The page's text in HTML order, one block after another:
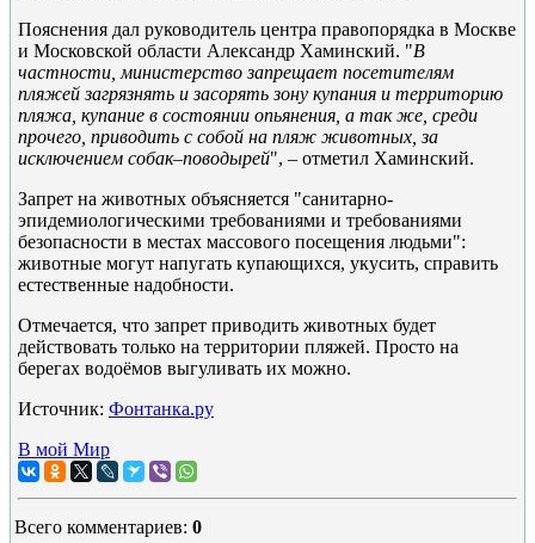
Пояснения дал руководитель центра правопорядка в Москве
и Московской области Александр Хаминский. "В
частности, министерство запрещает посетителям
пляжей загрязнять и засорять зону купания и территорию
пляжа, купание в состоянии опьянения, а так же, среди
прочего, приводить с собой на пляж животных, за
исключением собак–поводырей", – отметил Хаминский.
Запрет на животных объясняется "санитарно-
эпидемиологическими требованиями и требованиями
безопасности в местах массового посещения людьми":
животные могут напугать купающихся, укусить, справить
естественные надобности.
Отмечается, что запрет приводить животных будет
действовать только на территории пляжей. Просто на
берегах водоёмов выгуливать их можно.
Источник: Фонтанка.ру
В мой Мир
Всего комментариев: 0